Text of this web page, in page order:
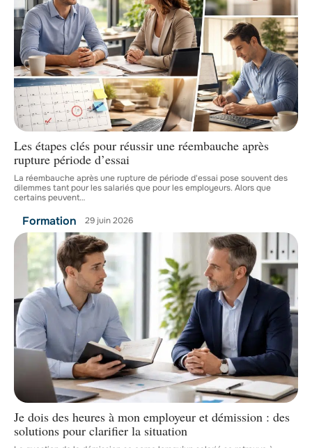
Les étapes clés pour réussir une réembauche après
rupture période d’essai
La réembauche après une rupture de période d'essai pose souvent des
dilemmes tant pour les salariés que pour les employeurs. Alors que
certains peuvent…
Formation 29 juin 2026
Je dois des heures à mon employeur et démission : des
solutions pour clarifier la situation